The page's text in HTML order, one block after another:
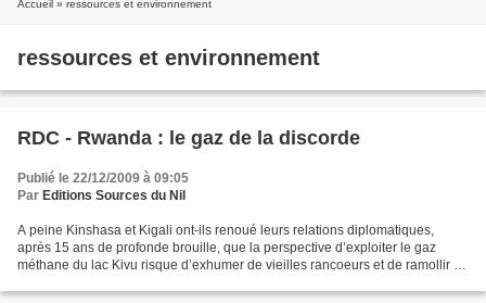
Accueil » ressources et environnement
ressources et environnement
RDC - Rwanda : le gaz de la discorde
Publié le 22/12/2009 à 09:05
Par Editions Sources du Nil
A peine Kinshasa et Kigali ont-ils renoué leurs relations diplomatiques,
après 15 ans de profonde brouille, que la perspective d’exploiter le gaz
méthane du lac Kivu risque d’exhumer de vieilles rancoeurs et de ramollir la